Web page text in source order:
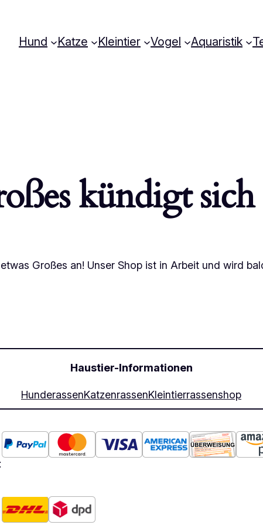
Hund Katze Kleintier Vogel Aquaristik
kündigt sich
Großes an! Unser Shop ist in Arbeit und wird
Haustier-Informationen
HunderassenKatzenrassenKleintierrassenshop